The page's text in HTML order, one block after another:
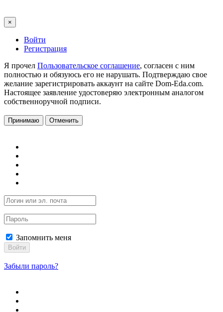
×
Войти
Регистрация
Я прочел Пользовательское соглашение, согласен с ним
полностью и обязуюсь его не нарушать. Подтверждаю свое
желание зарегистрировать аккаунт на сайте Dom-Eda.com.
Настоящее заявление удостоверяю электронным аналогом
собственноручной подписи.
Принимаю Отменить
Запомнить меня
Войти
Забыли пароль?